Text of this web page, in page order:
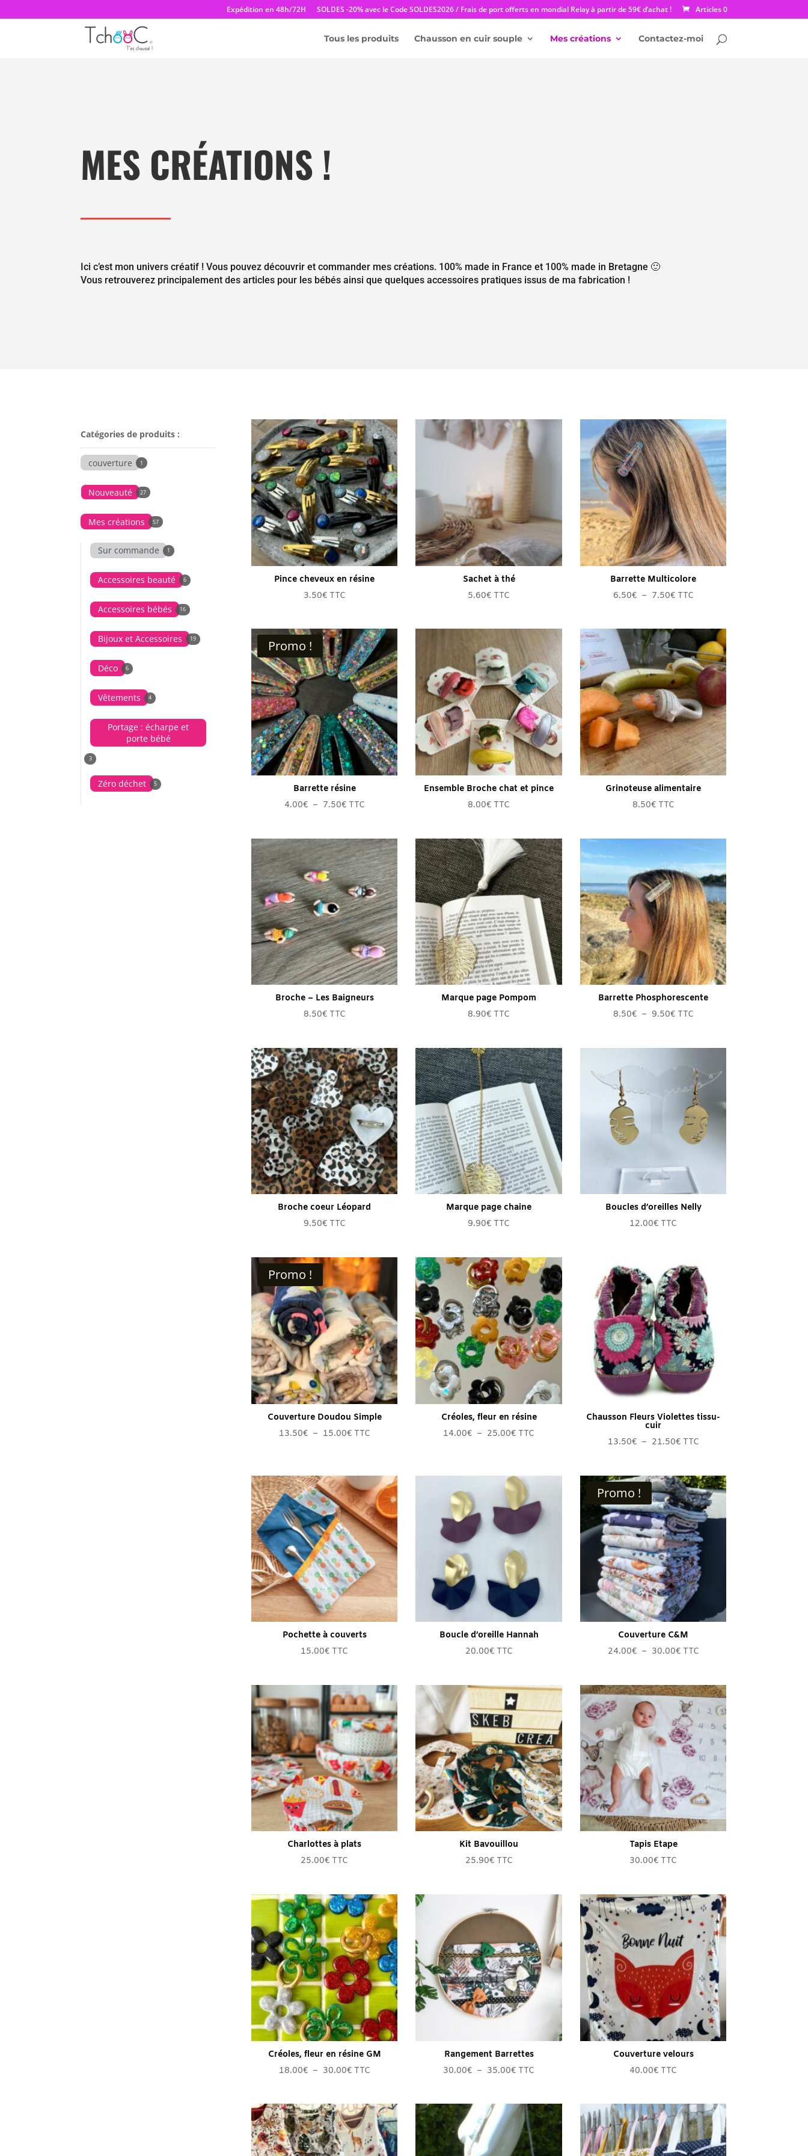
Expédition en 48h/72H SOLDES -20% avec le Code SOLDES2026 / Frais de port offerts en mondial Relay à partir de 59€ d’achat ! Articles 0
Tous les produits Chausson en cuir souple Mes créations Contactez-moi
MES CRÉATIONS !
Ici c’est mon univers créatif ! Vous pouvez découvrir et commander mes créations. 100% made in France et 100% made in Bretagne 🙂
Vous retrouverez principalement des articles pour les bébés ainsi que quelques accessoires pratiques issus de ma fabrication !
Catégories de produits :
couverture 1
Nouveauté 27
Mes créations 57
Sur commande 1
Accessoires beauté 6
Accessoires bébés 16
Bijoux et Accessoires 19
Déco 6
Vêtements 4
Portage : écharpe et
porte bébé
3
Zéro déchet 5
Pince cheveux en résine
3.50€ TTC
Sachet à thé
5.60€ TTC
Barrette Multicolore
6.50€ – 7.50€Plage
prix :
6.50€
à
7.50€
TTC
Promo !
Barrette résine
4.00€ – 7.50€Plage
prix :
4.00€
à
7.50€
TTC
Ensemble Broche chat et pince
8.00€ TTC
Grinoteuse alimentaire
8.50€ TTC
Broche – Les Baigneurs
8.50€ TTC
Marque page Pompom
8.90€ TTC
Barrette Phosphorescente
8.50€ – 9.50€Plage
prix :
9.50€
TTC
Broche coeur Léopard
9.50€ TTC
Marque page chaine
9.90€ TTC
Boucles d’oreilles Nelly
12.00€ TTC
Promo !
Couverture Doudou Simple
13.50€ – 15.00€Plage
à
15.00€
TTC
Créoles, fleur en résine
14.00€ – 25.00€Plage
14.00€
25.00€
TTC
Chausson Fleurs Violettes tissu-
cuir
13.50€ – 21.50€Plage
13.50€
à
21.50€
TTC
Pochette à couverts
15.00€ TTC
Boucle d’oreille Hannah
20.00€ TTC
Promo !
Couverture C&M
24.00€ – 30.00€Plage
prix :
24.00€
à
30.00€
TTC
Charlottes à plats
25.00€ TTC
Kit Bavouillou
25.90€ TTC
Tapis Etape
30.00€ TTC
Créoles, fleur en résine GM
18.00€ – 30.00€Plage
prix :
18.00€
à
30.00€
TTC
Rangement Barrettes
30.00€ – 35.00€Plage
prix :
30.00€
à
35.00€
TTC
Couverture velours
40.00€ TTC